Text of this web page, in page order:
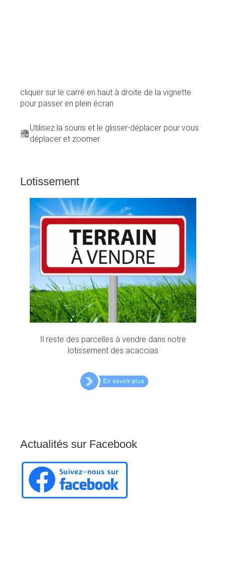
cliquer sur le carré en haut à droite de la vignette
pour passer en plein écran
Utilisez la souris et le glisser-déplacer pour vous
déplacer et zoomer
Lotissement
Il reste des parcelles à vendre dans notre
lotissement des acaccias
Actualités sur Facebook